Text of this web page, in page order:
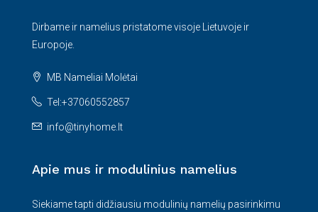
Dirbame ir namelius pristatome visoje Lietuvoje ir
Europoje.
MB Nameliai Molėtai
Tel:+37060552857
info@tinyhome.lt
Apie mus ir modulinius namelius
Siekiame tapti didžiausiu modulinių namelių pasirinkimu